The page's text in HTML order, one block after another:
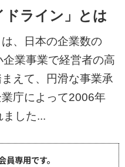
ドライン」とは
は、日本の企業数の
業事業で経営者の高
えて、円滑な事業承
庁によって2006年
ました...
員専用です。